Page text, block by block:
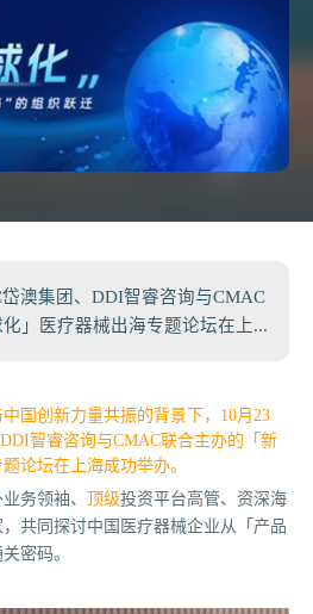
澳集团、DDI智睿咨询与CMAC
」医疗器械出海专题论坛在上...
国创新力量共振的背景下，10月23
智睿咨询与CMAC联合主办的「新
论坛在上海成功举办。
务领袖、 顶级投资平台高管、资深海
共同探讨中国医疗器械企业从「产品
密码。